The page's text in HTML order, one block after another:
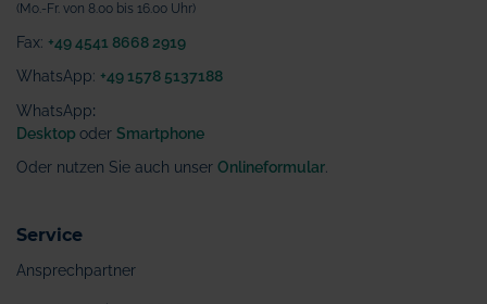
(Mo.-Fr. von 8.00 bis 16.00 Uhr)
Fax: +49 4541 8668 2919
WhatsApp: +49 1578 5137188
WhatsApp:
Desktop oder Smartphone
Oder nutzen Sie auch unser Onlineformular
Service
Ansprechpartner